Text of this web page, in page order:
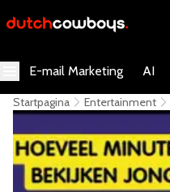
E-mail Marketing AI
Startpagina Entertainment